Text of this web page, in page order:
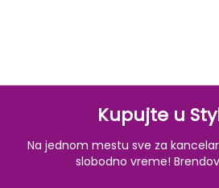
Kupujte u
Na jednom mestu sve za
slobodno vreme!